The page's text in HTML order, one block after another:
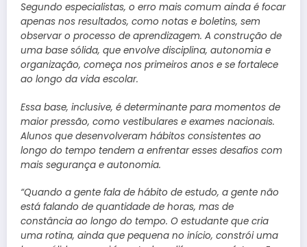
Segundo especialistas, o erro mais comum ainda é focar
apenas nos resultados, como notas e boletins, sem
observar o processo de aprendizagem. A construção de
uma base sólida, que envolve disciplina, autonomia e
organização, começa nos primeiros anos e se fortalece
ao longo da vida escolar.
Essa base, inclusive, é determinante para momentos de
maior pressão, como vestibulares e exames nacionais.
Alunos que desenvolveram hábitos consistentes ao
longo do tempo tendem a enfrentar esses desafios com
mais segurança e autonomia.
“Quando a gente fala de hábito de estudo, a gente não
está falando de quantidade de horas, mas de
constância ao longo do tempo. O estudante que cria
uma rotina, ainda que pequena no início, constrói uma